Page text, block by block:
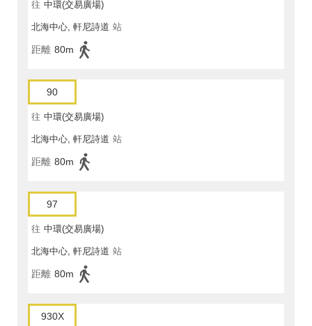
往 中環(交易廣場)
北海中心, 軒尼詩道 站
距離 80m
90
往 中環(交易廣場)
北海中心, 軒尼詩道 站
距離 80m
97
往 中環(交易廣場)
北海中心, 軒尼詩道 站
距離 80m
930X